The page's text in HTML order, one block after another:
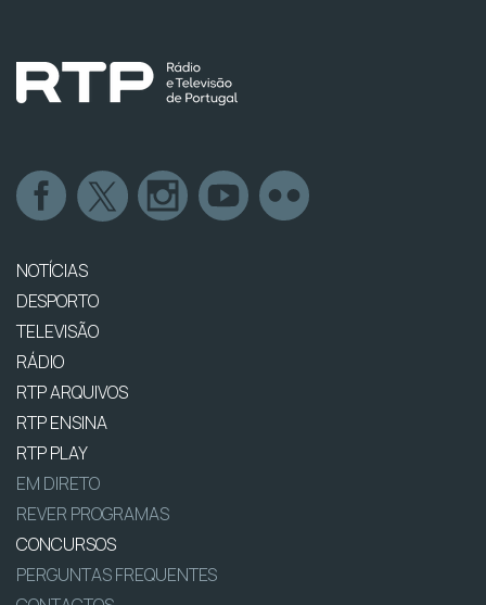
NOTÍCIAS
DESPORTO
TELEVISÃO
RÁDIO
RTP ARQUIVOS
RTP ENSINA
RTP PLAY
EM DIRETO
REVER PROGRAMAS
CONCURSOS
PERGUNTAS FREQUENTES